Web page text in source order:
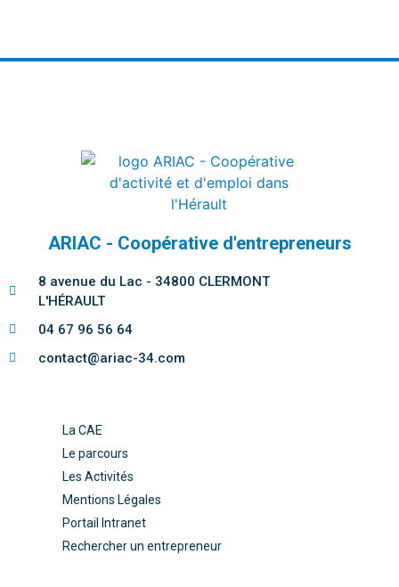
ARIAC - Coopérative d'entrepreneurs
8 avenue du Lac - 34800 CLERMONT
L'HÉRAULT
04 67 96 56 64
contact@ariac-34.com
La CAE
Le parcours
Les Activités
Mentions Légales
Portail Intranet
Rechercher un entrepreneur